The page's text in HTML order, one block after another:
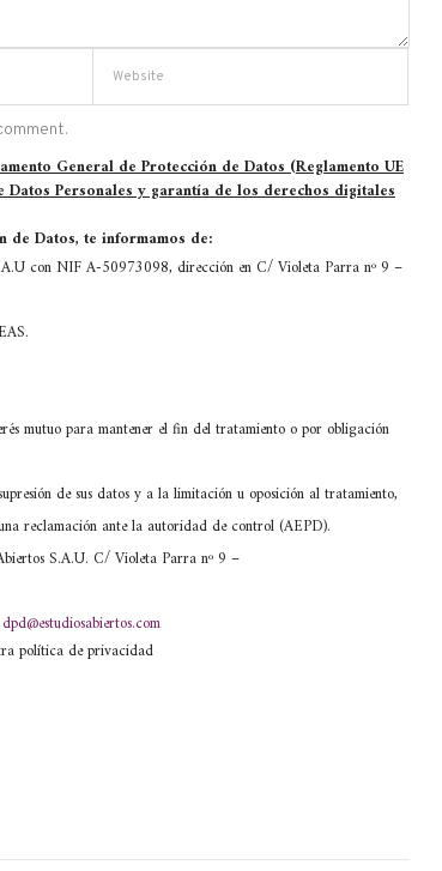
General de Protección de Datos (Reglamento UE
Personales y garantía de los derechos digitales
de Datos, te informamos de:
con NIF A-50973098, dirección en C/ Violeta Parra nº 9 –
mutuo para mantener el fin del tratamiento o por obligación
de sus datos y a la limitación u oposición al tratamiento,
reclamación ante la autoridad de control (AEPD).
S.A.U. C/ Violeta Parra nº 9 –
dpd@estudiosabiertos.com
política de privacidad